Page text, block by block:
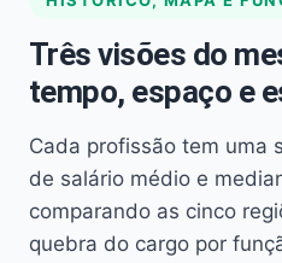
Três visões do
tempo, espaço e
Cada profissão tem uma
de salário médio e
comparando as cinco
quebra do cargo por